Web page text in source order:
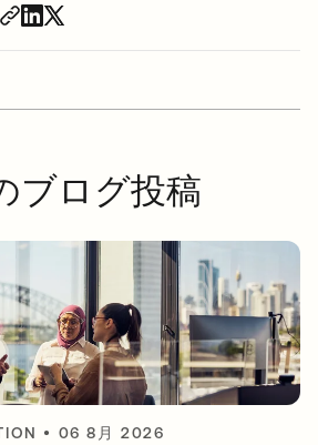
ブログ投稿
• 06 8月 2026